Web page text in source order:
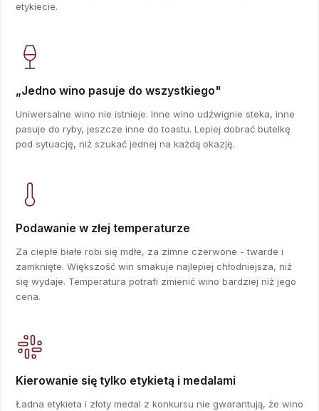
etykiecie.
„Jedno wino pasuje do wszystkiego"
Uniwersalne wino nie istnieje. Inne wino udźwignie steka, inne
pasuje do ryby, jeszcze inne do toastu. Lepiej dobrać butelkę
pod sytuację, niż szukać jednej na każdą okazję.
Podawanie w złej temperaturze
Za ciepłe białe robi się mdłe, za zimne czerwone - twarde i
zamknięte. Większość win smakuje najlepiej chłodniejsza, niż
się wydaje. Temperatura potrafi zmienić wino bardziej niż jego
cena.
Kierowanie się tylko etykietą i medalami
Ładna etykieta i złoty medal z konkursu nie gwarantują, że wino